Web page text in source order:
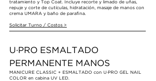
tratamiento y Top Coat. Incluye recorte y limado de uñas,
repuje y corte de cutículas, hidratación, masaje de manos con
crema UMARA y baño de parafina.
Solicitar Turno / Costos >
U·PRO ESMALTADO
PERMANENTE MANOS
MANICURE CLASSIC + ESMALTADO con U·PRO GEL NAIL
COLOR en cabina UV LED.